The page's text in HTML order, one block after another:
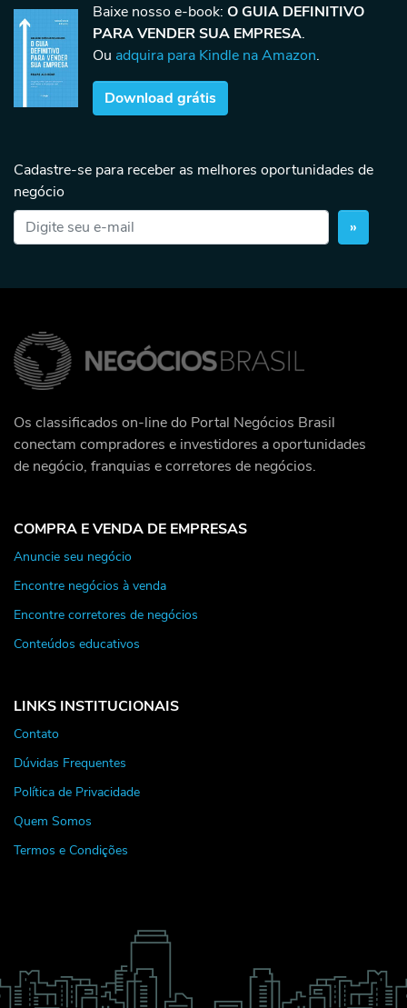
Baixe nosso e-book: O GUIA DEFINITIVO
PARA VENDER SUA EMPRESA.
Ou adquira para Kindle na Amazon.
Download grátis
Cadastre-se para receber as melhores oportunidades de
negócio
»
Os classificados on-line do Portal Negócios Brasil
conectam compradores e investidores a oportunidades
de negócio, franquias e corretores de negócios.
COMPRA E VENDA DE EMPRESAS
Anuncie seu negócio
Encontre negócios à venda
Encontre corretores de negócios
Conteúdos educativos
LINKS INSTITUCIONAIS
Contato
Dúvidas Frequentes
Política de Privacidade
Quem Somos
Termos e Condições